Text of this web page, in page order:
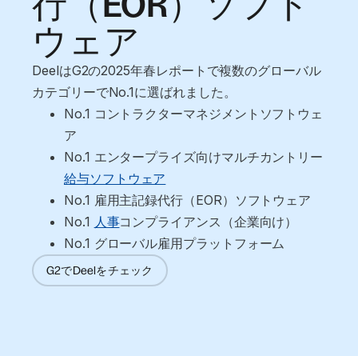
ウェア
DeelはG2の2025年春レポートで複数のグローバル
カテゴリーでNo.1に選ばれました。
No.1 コントラクターマネジメントソフトウェ
ア
No.1 エンタープライズ向けマルチカントリー
給与ソフトウェア
No.1 雇用主記録代行（EOR）ソフトウェア
No.1 人事コンプライアンス（企業向け）
No.1 グローバル雇用プラットフォーム
G2でDeelをチェック